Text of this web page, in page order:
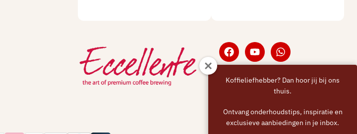
Koffieliefhebber? Dan hoor jij bij ons
thuis.
Ontvang onderhoudstips, inspiratie en
exclusieve aanbiedingen in je inbox.